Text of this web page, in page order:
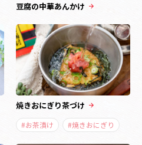
豆腐の中華あんかけ
焼きおにぎり茶づけ
#お茶漬け #焼きおにぎり